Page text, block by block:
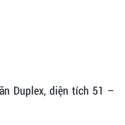
Duplex, diện tích 51 –